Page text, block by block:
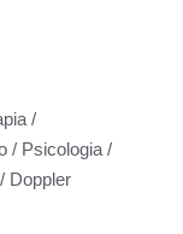
/
/ Psicologia /
Doppler